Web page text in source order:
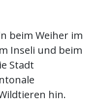
beim Weiher im
Inseli und beim
Stadt
hin.